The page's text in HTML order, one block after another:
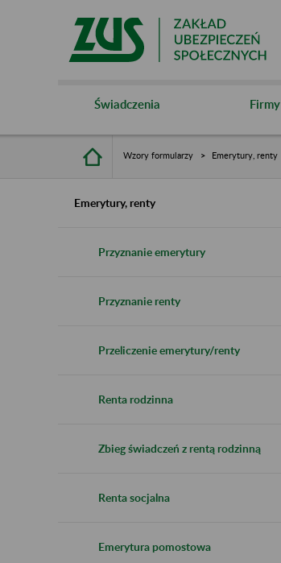
Świadczenia Firmy
Wzory formularzy Emerytury, renty
Emerytury, renty
Przyznanie emerytury
Przyznanie renty
Przeliczenie emerytury/renty
Renta rodzinna
Zbieg świadczeń z rentą rodzinną
Renta socjalna
Emerytura pomostowa